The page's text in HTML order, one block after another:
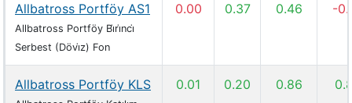
Allbatross Portföy AS1
Allbatross Portföy Bi̇ri̇nci̇
Serbest (Dövi̇z) Fon
0.00 0.37 0.46 -
Allbatross Portföy KLS 0.01 0.20 0.86